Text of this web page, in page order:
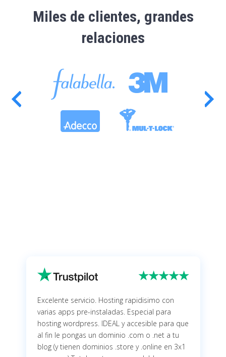
Miles de clientes, grandes
relaciones
Excelente servicio. Hosting rapidisimo con
varias apps pre-instaladas. Especial para
hosting wordpress. IDEAL y accesible para que
al fin le pongas un dominio .com o .net a tu
blog (y tienen dominios .store y .online en 3x1